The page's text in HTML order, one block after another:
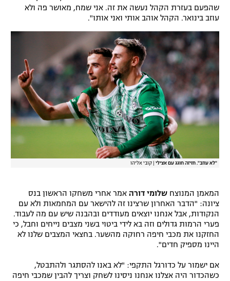
שהפעם בעזרת הקהל נעשה את זה. אני שמח, מאושר פה ולא
עוזב בינואר. הקהל אוהב אותי ואני אותו".
"לא עוזב". חזיזה חוגג עם אצילי קובי אליהו
המאמן המנוצח שלומי דורה אמר אחרי משחקו הראשון בנס
ציונה: "הדבר האחרון שרצינו זה להישאר עם המחמאות ולא עם
הנקודות, אבל אנחנו יוצאים מעודדים ובהבנה שיש עם מה לעבוד.
פערי הרמות גדולים וזה בא לידי ביטוי בשני מצבים נייחים וחבל, כי
החזקנו את מכבי חיפה רחוקה מהשער. בחצאי המצבים שלנו לא
היינו מספיק חדים".
אם ישמור על כדורגל התקפי: "לא באנו להסתגר ולהתבטל,
כשהכדור היה אצלנו אנחנו ניסינו לשחק וצריך להבין שמכבי חיפה